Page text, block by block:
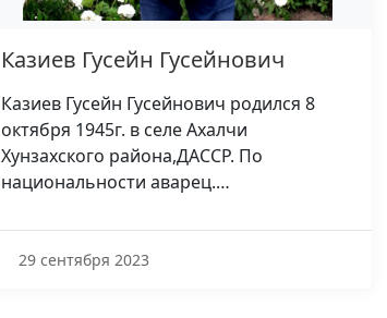
Казиев Гусейн Гусейнович
Казиев Гусейн Гусейнович родился 8
октября 1945г. в селе Ахалчи
Хунзахского района,ДАССР. По
национальности аварец.…
29 сентября 2023